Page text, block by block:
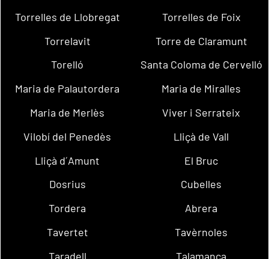
Torrelles de Llobregat
Torrelles de Foix
Torrelavit
Torre de Claramunt
Torelló
Santa Coloma de Cervelló
Maria de Palautordera
Maria de Miralles
Maria de Merlès
Viver i Serrateix
Vilobí del Penedès
Lliçà de Vall
Lliçà d´Amunt
El Bruc
Dosrius
Cubelles
Tordera
Abrera
Tavertet
Tavèrnoles
Taradell
Talamanca